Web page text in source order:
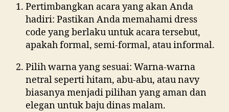
Pertimbangkan acara yang akan Anda
hadiri: Pastikan Anda memahami dress
code yang berlaku untuk acara tersebut,
apakah formal, semi-formal, atau informal.
Pilih warna yang sesuai: Warna-warna
netral seperti hitam, abu-abu, atau navy
biasanya menjadi pilihan yang aman dan
elegan untuk baju dinas malam.